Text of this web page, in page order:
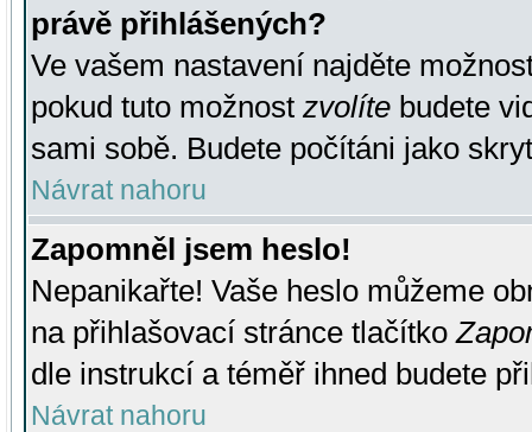
právě přihlášených?
Ve vašem nastavení najděte
pokud tuto možnost zvolíte budete
sami sobě. Budete počítáni jako
Návrat nahoru
Zapomněl jsem heslo!
Nepanikařte! Vaše heslo můžeme
na přihlašovací stránce tlačítko
dle instrukcí a téměř ihned budete
Návrat nahoru